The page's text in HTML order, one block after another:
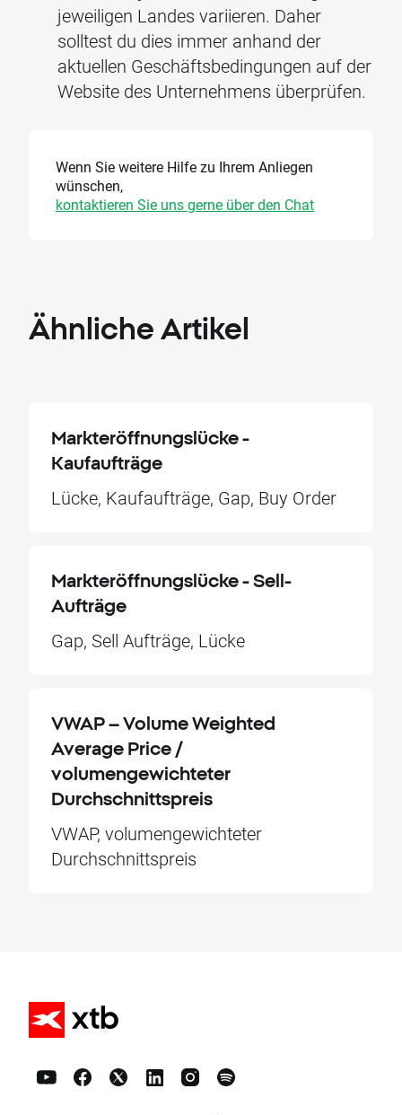
jeweiligen Landes variieren. Daher
solltest du dies immer anhand der
aktuellen Geschäftsbedingungen auf der
Website des Unternehmens überprüfen.
Wenn Sie weitere Hilfe zu Ihrem Anliegen
wünschen,
kontaktieren Sie uns gerne über den Chat
Ähnliche Artikel
Markteröffnungslücke -
Kaufaufträge
Lücke, Kaufaufträge, Gap, Buy Order
Markteröffnungslücke - Sell-
Aufträge
Gap, Sell Aufträge, Lücke
VWAP – Volume Weighted
Average Price /
volumengewichteter
Durchschnittspreis
VWAP, volumengewichteter
Durchschnittspreis